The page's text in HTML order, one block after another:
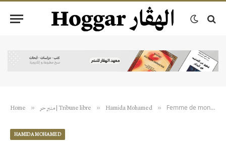
Home » منبر حر | Tribune libre » Hamida Mohamed » Femme de mon pays !
HAMIDA MOHAMED